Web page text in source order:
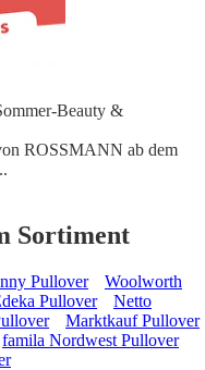
Beauty &
ROSSMANN ab dem
Sortiment
Pullover
Woolworth
Pullover
Netto
Marktkauf Pullover
famila Nordwest Pullover